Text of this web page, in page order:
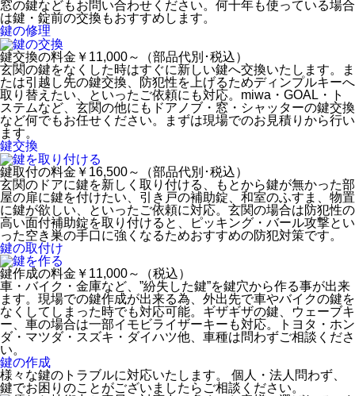
窓の鍵などもお問い合わせください。何十年も使っている場合
は鍵・錠前の交換もおすすめします。
鍵の修理
鍵交換の料金 ￥11,000～（部品代別･税込）
玄関の鍵をなくした時はすぐに新しい鍵へ交換いたします。ま
たは引越し先の鍵交換、防犯性を上げるためディンプルキーへ
取り替えたい、といったご依頼にも対応。miwa・GOAL・ト
ステムなど、玄関の他にもドアノブ・窓・シャッターの鍵交換
など何でもお任せください。まずは現場でのお見積りから行い
ます。
鍵交換
鍵取付の料金 ￥16,500～（部品代別･税込）
玄関のドアに鍵を新しく取り付ける、もとから鍵が無かった部
屋の扉に鍵を付けたい、引き戸の補助錠、和室のふすま、物置
に鍵が欲しい、といったご依頼に対応。玄関の場合は防犯性の
高い面付補助錠を取り付けると、ピッキング・バール攻撃とい
った空き巣の手口に強くなるためおすすめの防犯対策です。
鍵の取付け
鍵作成の料金 ￥11,000～（税込）
車・バイク・金庫など、”紛失した鍵”を鍵穴から作る事が出来
ます。現場での鍵作成が出来る為、外出先で車やバイクの鍵を
なくしてしまった時でも対応可能。ギザギザの鍵、ウェーブキ
ー、車の場合は一部イモビライザーキーも対応。トヨタ・ホン
ダ・マツダ・スズキ・ダイハツ他、車種は問わずご相談くださ
い。
鍵の作成
様々な鍵のトラブルに対応いたします。 個人・法人問わず、
鍵でお困りのことがございましたらご相談ください。